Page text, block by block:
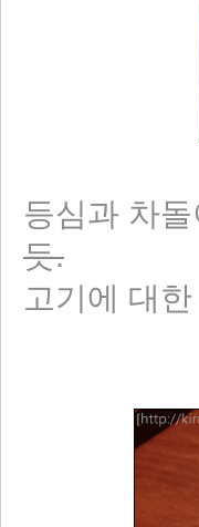
등심과 차
듯.
고기에 대